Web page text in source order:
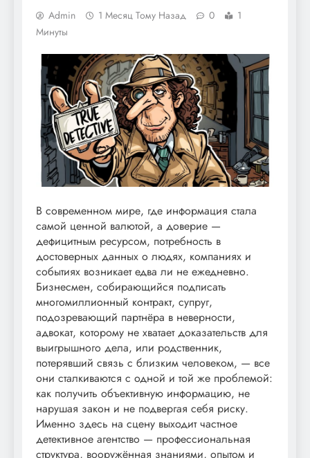
Admin 1 Месяц Тому Назад 0
1
Минуты
В современном мире, где информация стала
самой ценной валютой, а доверие —
дефицитным ресурсом, потребность в
достоверных данных о людях, компаниях и
событиях возникает едва ли не ежедневно.
Бизнесмен, собирающийся подписать
многомиллионный контракт, супруг,
подозревающий партнёра в неверности,
адвокат, которому не хватает доказательств для
выигрышного дела, или родственник,
потерявший связь с близким человеком, — все
они сталкиваются с одной и той же проблемой:
как получить объективную информацию, не
нарушая закон и не подвергая себя риску.
Именно здесь на сцену выходит частное
детективное агентство — профессиональная
структура, вооружённая знаниями, опытом и